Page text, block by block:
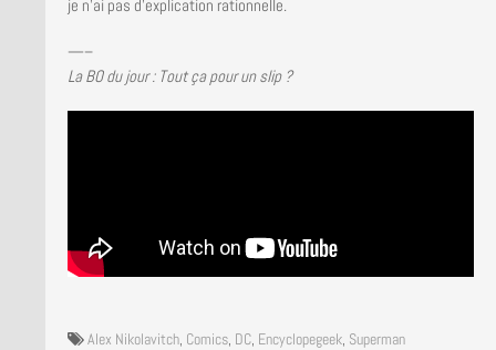
je n’ai pas d’explication rationnelle.
—–
La BO du jour : Tout ça pour un slip ?
Alex Nikolavitch, Comics, DC, Encyclopegeek, Superman